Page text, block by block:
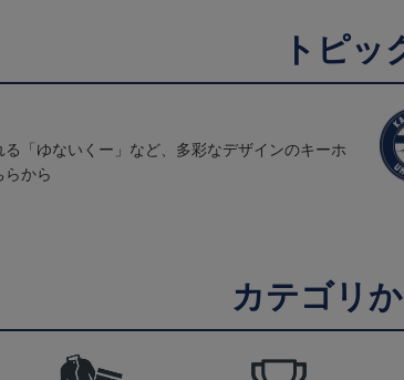
トピッ
る「ゆないくー」など、多彩なデザインのキーホ
らから
カテゴリ